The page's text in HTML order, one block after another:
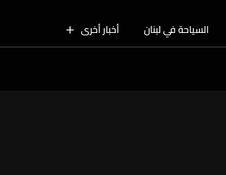
السياحة في لبنان أخبار أخرى